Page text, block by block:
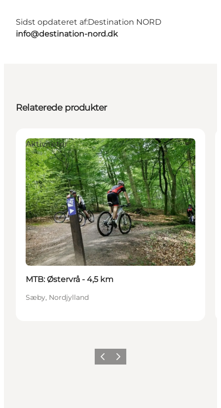
Sidst opdateret af:Destination NORD
info@destination-nord.dk
Relaterede produkter
Aktiviteter
MTB: Østervrå - 4,5 km
Sæby, Nordjylland
ForrigeNæste